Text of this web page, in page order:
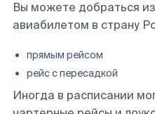
Вы можете добраться
авиабилетом в страну
прямым рейсом
рейс с пересадкой
Иногда в расписании